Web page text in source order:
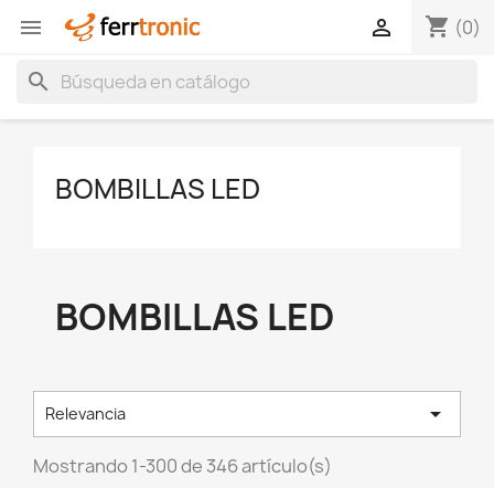
 shopping_cart (0)

search
BOMBILLAS LED
BOMBILLAS LED
Relevancia 
Mostrando 1-300 de 346 artículo(s)